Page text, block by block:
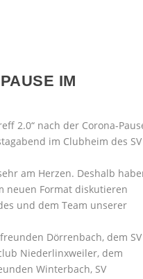
IM
2.0“ nach der Corona-
im Clubheim des SV
am Herzen. Deshalb
neuen Format diskutieren
und dem Team unserer
Dörrenbach, dem SV
Niederlinxweiler, dem
Winterbach, SV